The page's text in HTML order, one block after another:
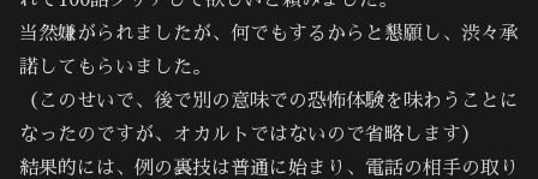
当然嫌がられましたが、何でもするからと懇願し、渋々承
諾してもらいました。
（このせいで、後で別の意味での恐怖体験を味わうことに
なったのですが、オカルトではないので省略します）
結果的には、例の裏技は普通に始まり、電話の相手の取り